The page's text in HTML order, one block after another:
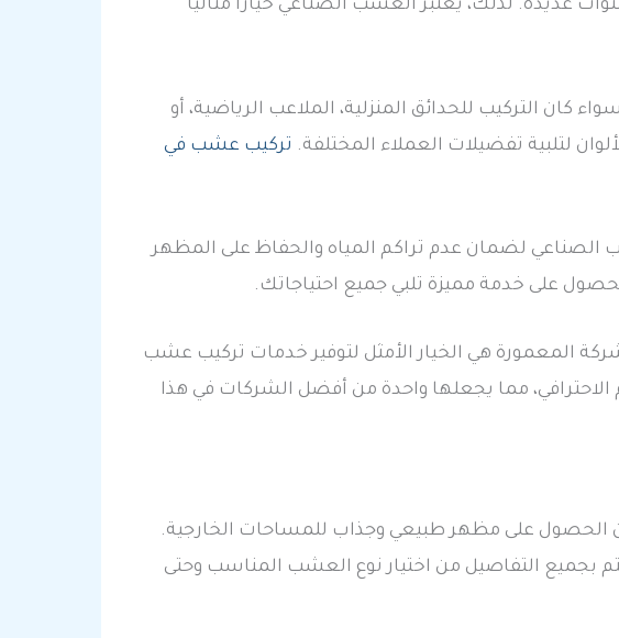
عديدة. لذلك، يعتبر العشب الصناعي خيارًا مثاليًا
التركيب للحدائق المنزلية، الملاعب الرياضية، أو
لتلبية تفضيلات العملاء المختلفة. تركيب عشب في
لضمان عدم تراكم المياه والحفاظ على المظهر
على خدمة مميزة تلبي جميع احتياجاتك.
المعمورة هي الخيار الأمثل لتوفير خدمات تركيب عشب
مما يجعلها واحدة من أفضل الشركات في هذا
الحصول على مظهر طبيعي وجذاب للمساحات الخارجية.
بجميع التفاصيل من اختيار نوع العشب المناسب وحتى